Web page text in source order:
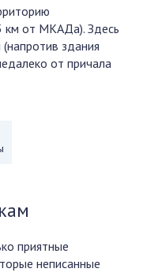
км от МКАДа). Здесь
здания
от причала
приятные
неписанные